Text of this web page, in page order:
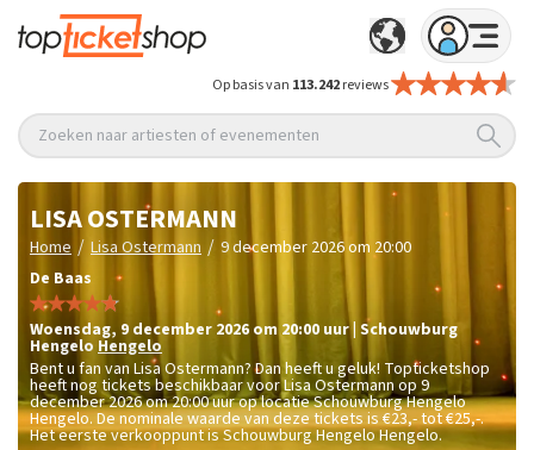
Op basis van 113.242reviews
Zoeken naar artiesten of evenementen
LISA OSTERMANN
Home / Lisa Ostermann / 9 december 2026 om 20:00
De Baas
woensdag, 9 december 2026 om 20:00 uur Schouwburg
Hengelo Hengelo
Bent u fan van Lisa Ostermann? Dan heeft u geluk! Topticketshop
heeft nog tickets beschikbaar voor Lisa Ostermann op 9
december 2026 om 20:00 uur op locatie Schouwburg Hengelo
Hengelo. De nominale waarde van deze tickets is€23,- tot €25,-.
Het eerste verkooppunt is Schouwburg Hengelo Hengelo.